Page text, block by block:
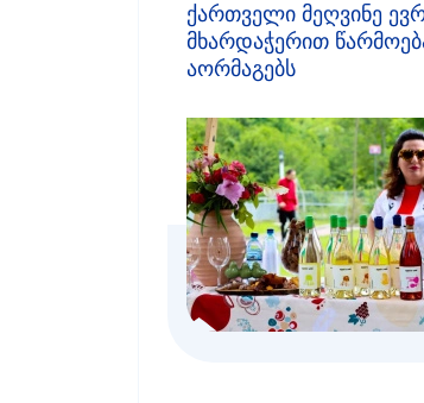
ქართველი მეღვინე
მხარდაჭერით
აორმაგებს